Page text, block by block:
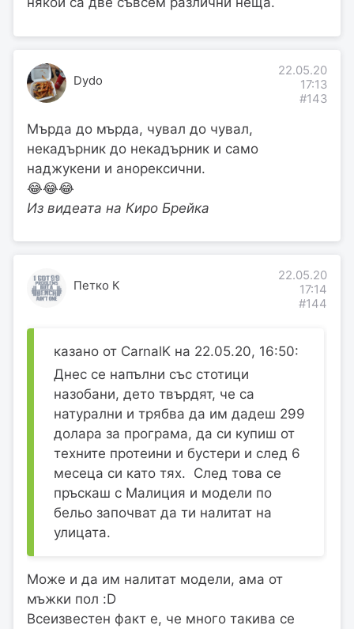
Dydo
22.05.20
17:13
#143
Мърда до мърда, чувал до чувал,
некадърник до некадърник и само
наджукени и анорексични.
😂😂😂
Из видеата на Киро Брейка
Петко К
22.05.20
17:14
#144
казано от CarnalK на 22.05.20, 16:50:
Днес се напълни със стотици
назобани, дето твърдят, че са
натурални и трябва да им дадеш 299
долара за програма, да си купиш от
техните протеини и бустери и след 6
месеца си като тях. След това се
пръскаш с Малиция и модели по
бельо започват да ти налитат на
улицата.
Може и да им налитат модели, ама от
мъжки пол :D
Всеизвестен факт е, че много такива се